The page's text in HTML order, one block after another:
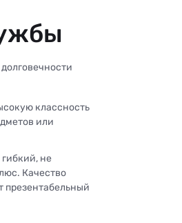
классность
или
не
Качество
презентабельный